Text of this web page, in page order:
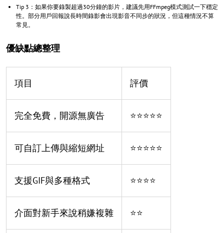
Tip 3：如果你要錄製超過30分鐘的影片，建議先用FFmpeg模式測試一下穩定
性。部分用戶回報說長時間錄影會出現影音不同步的狀況，但這種情況不算
常見。
優缺點總整理
項目 評價
完全免費，開源無廣告 ⭐⭐⭐⭐⭐
可自訂上傳與縮短網址 ⭐⭐⭐⭐⭐
支援GIF與多種格式 ⭐⭐⭐⭐
介面對新手來說稍嫌複雜 ⭐⭐